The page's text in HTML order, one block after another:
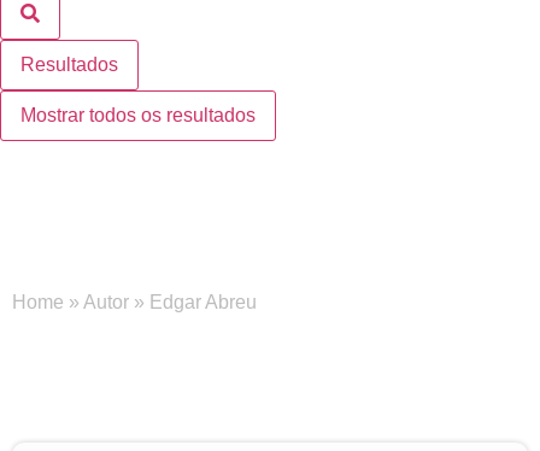
Resultados
Mostrar todos os resultados
Home » Autor » Edgar Abreu